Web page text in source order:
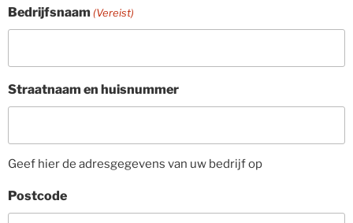
Bedrijfsnaam (Vereist)
Straatnaam en huisnummer
Geef hier de adresgegevens van uw bedrijf op
Postcode